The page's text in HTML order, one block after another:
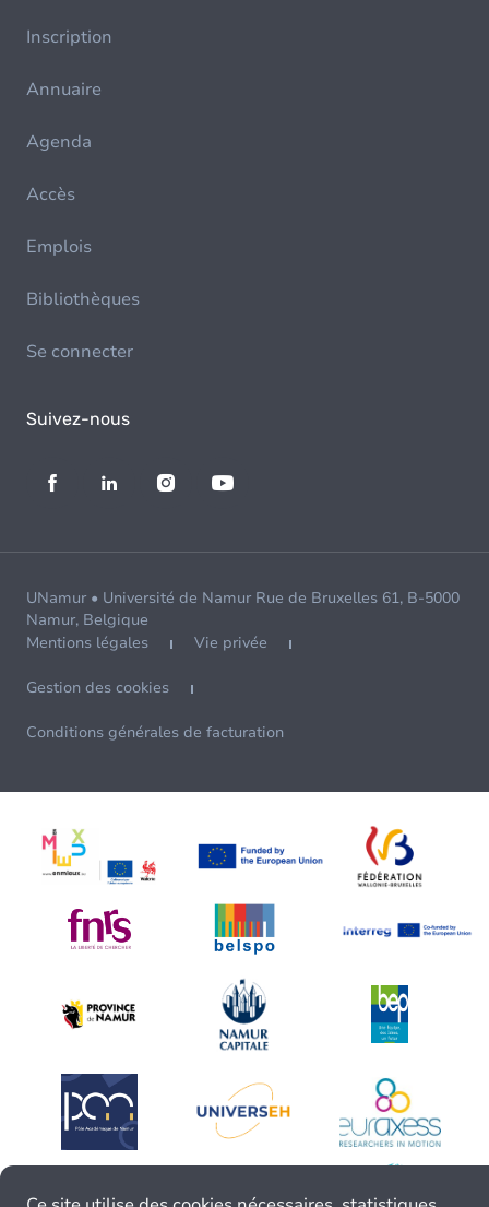
Inscription
Annuaire
Agenda
Accès
Emplois
Bibliothèques
Se connecter
Suivez-nous
UNamur • Université de Namur Rue de Bruxelles 61, B-5000
Namur, Belgique
Mentions légales
Vie privée
Gestion des cookies
Conditions générales de facturation